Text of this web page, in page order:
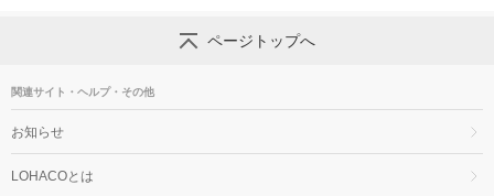
ページトップへ
関連サイト・ヘルプ・その他
お知らせ
LOHACOとは